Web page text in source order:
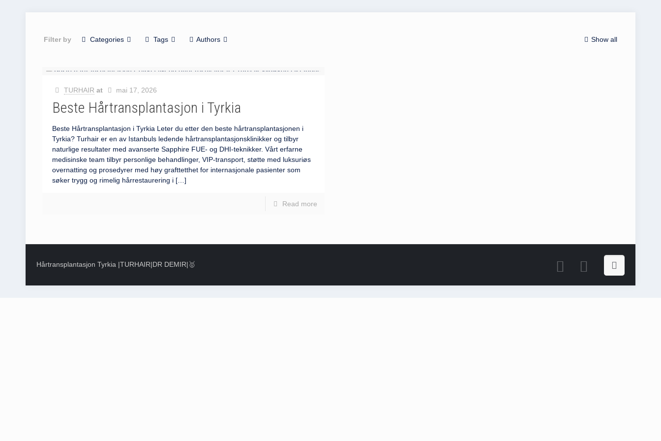
Filter by Categories Tags Authors Show all
TURHAIR at mai 17, 2026
Beste Hårtransplantasjon i Tyrkia
Beste Hårtransplantasjon i Tyrkia Leter du etter den beste hårtransplantasjonen i
Tyrkia? Turhair er en av Istanbuls ledende hårtransplantasjonsklinikker og tilbyr
naturlige resultater med avanserte Sapphire FUE- og DHI-teknikker. Vårt erfarne
medisinske team tilbyr personlige behandlinger, VIP-transport, støtte med luksuriøs
overnatting og prosedyrer med høy grafttetthet for internasjonale pasienter som
søker trygg og rimelig hårrestaurering i […]
Read more
Hårtransplantasjon Tyrkia |TURHAIR|DR DEMIR|🥇